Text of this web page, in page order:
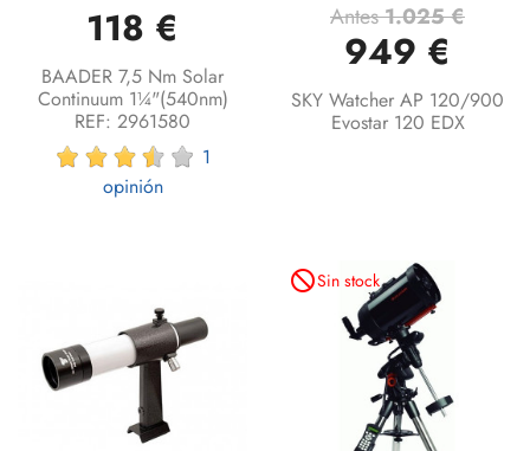
118 €
BAADER 7,5 Nm Solar
Continuum 1¼"(540nm)
REF: 2961580
1
opinión
Antes1.025 €
949 €
SKY Watcher AP 120/900
Evostar 120 EDX
not_interestedSin stock